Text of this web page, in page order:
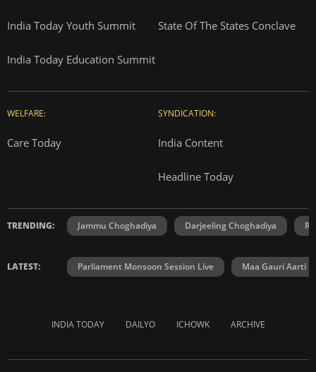
India Today Youth Summit State Of The States Conclave
India Today Education Summit
WELFARE:
Care Today
SYNDICATION:
India Content
Headline Today
TRENDING: Jammu Choghadiya Darjeeling Choghadiya
LATEST: Parliament Monsoon Session Live Maa Gauri Aarti
INDIA TODAY DAILYO ICHOWK ARCHIVE